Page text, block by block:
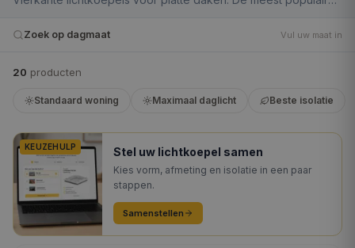
polycarbonaat, helder of opaal, 1 tot 6-wandig.
Zoek op dagmaat Vul uw maat in
20 producten
Standaard woning Maximaal daglicht Beste isolatie
KEUZEHULP Stel uw lichtkoepel samen
Kies vorm, afmeting en isolatie in een paar
stappen.
Samenstellen